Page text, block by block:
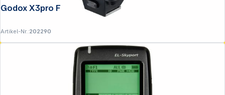
Godox X3pro F Transmitter für Fujifilm
Artikel-Nr.:202290